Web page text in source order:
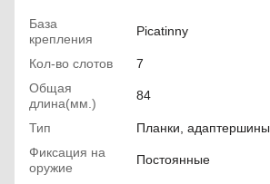
База
крепления
Picatinny
Кол-во слотов
7
Общая
длина(мм.)
84
Тип
Планки, адаптершины
Фиксация на
оружие
Постоянные